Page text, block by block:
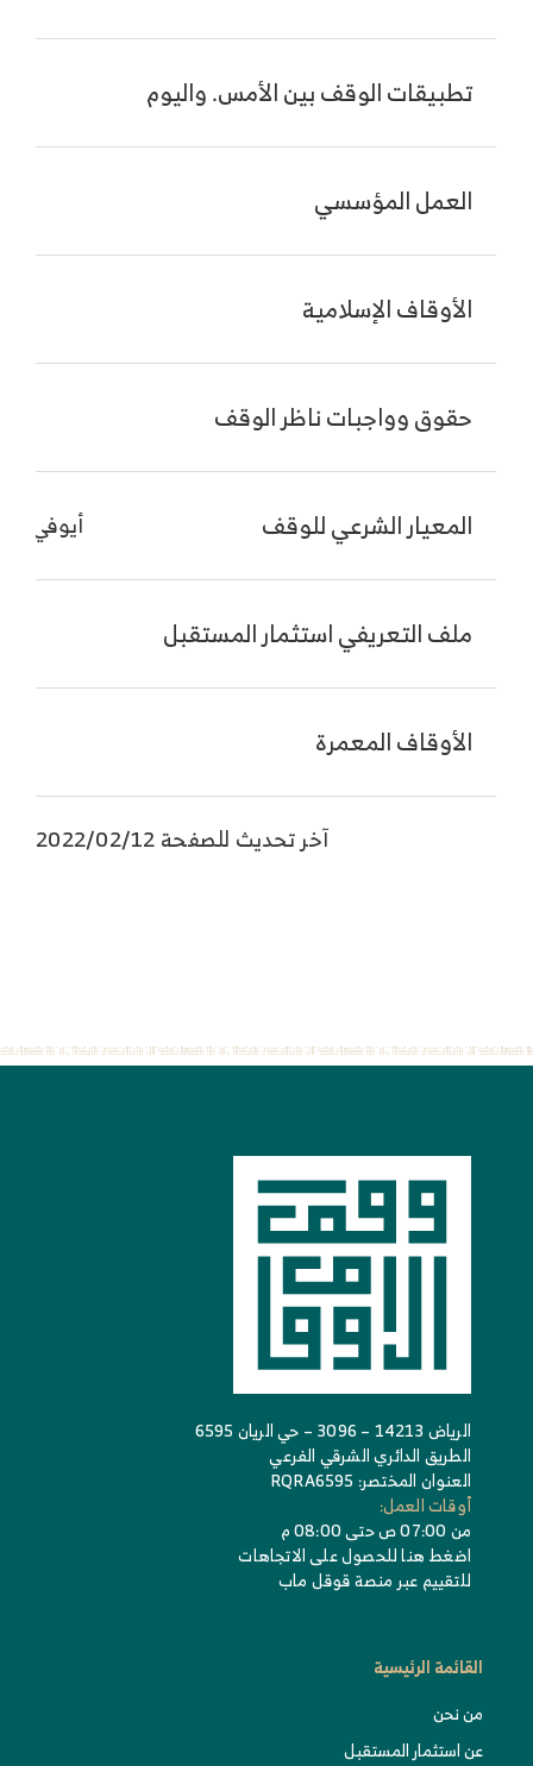
تطبيقات الوقف بين الأمس. واليوم
العمل المؤسسي
الأوقاف الإسلامية
حقوق وواجبات ناظر الوقف
المعيار الشرعي للوقف أيوفي –
ملف التعريفي استثمار المستقبل
الأوقاف المعمرة
آخر تحديث للصفحة 2022/02/12
الرياض 14213 – 3096 – حي الريان 6595
الطريق الدائري الشرقي الفرعي
العنوان المختصر: RQRA6595
أوقات العمل:
من 07:00 ص حتى 08:00 م
اضغط هنا للحصول على الاتجاهات
للتقييم عبر منصة قوقل ماب
القائمة الرئيسية
من نحن
عن استثمار المستقبل